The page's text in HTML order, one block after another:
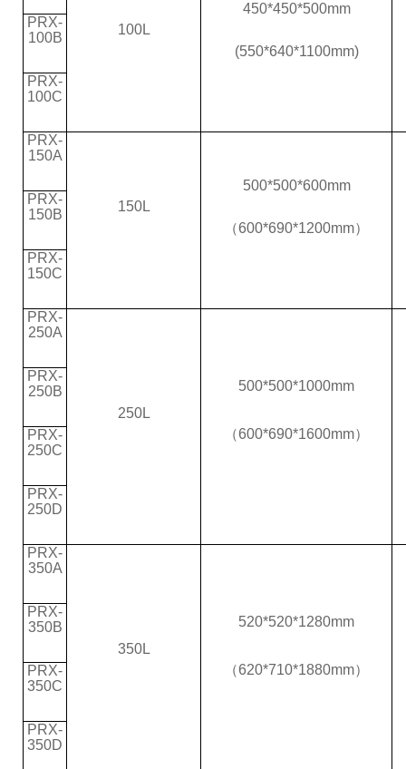
100L
450*450*500mm
(550*640*1100mm)
PRX-
100B
PRX-
100C
PRX-
150A
150L
500*500*600mm
（600*690*1200mm）
PRX-
150B
PRX-
150C
PRX-
250A
250L
500*500*1000mm
（600*690*1600mm）
PRX-
250B
PRX-
250C
PRX-
250D
PRX-
350A
350L
520*520*1280mm
（620*710*1880mm）
PRX-
350B
PRX-
350C
PRX-
350D